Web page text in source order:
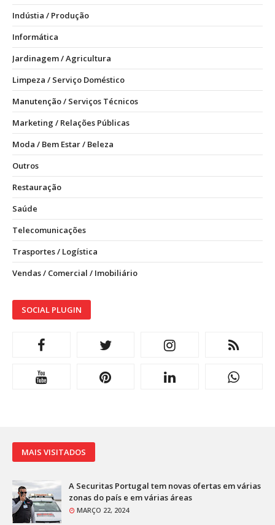
Indústia / Produção
Informática
Jardinagem / Agricultura
Limpeza / Serviço Doméstico
Manutenção / Serviços Técnicos
Marketing / Relações Públicas
Moda / Bem Estar / Beleza
Outros
Restauração
Saúde
Telecomunicações
Trasportes / Logística
Vendas / Comercial / Imobiliário
SOCIAL PLUGIN
MAIS VISITADOS
A Securitas Portugal tem novas ofertas em várias
zonas do país e em várias áreas
MARÇO 22, 2024